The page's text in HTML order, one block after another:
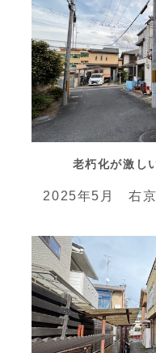
老朽化が激し
2025年5月 右京